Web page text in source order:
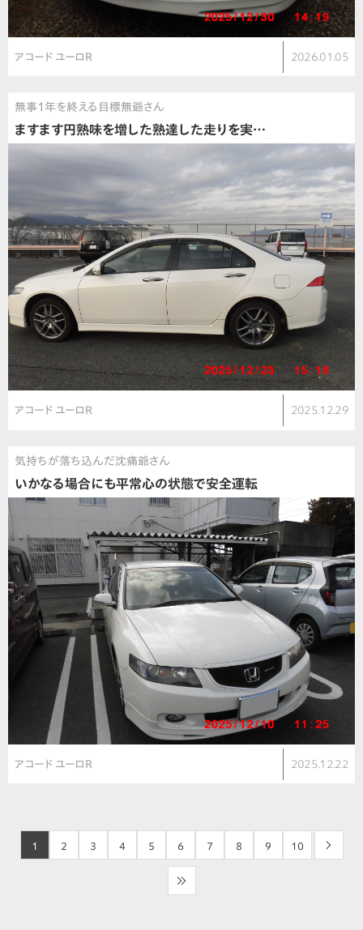
アコード ユーロR 2026.01.05
無事1年を終える目標無爺さん
ますます円熟味を増した熟達した走りを実…
アコード ユーロR 2025.12.29
気持ちが落ち込んだ沈痛爺さん
いかなる場合にも平常心の状態で安全運転
アコード ユーロR 2025.12.22
1 2 3 4 5 6 7 8 9 10 >
>>